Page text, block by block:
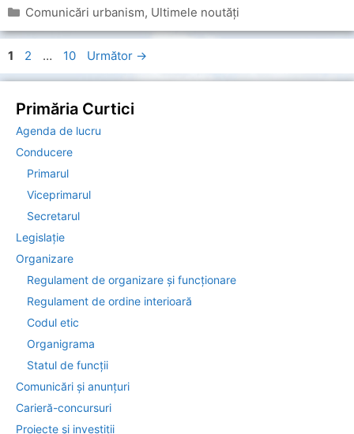
Categorii
Comunicări urbanism, Ultimele noutăți
Pagina
1 Pagina
2 … Pagina
10 Următor →
Primăria Curtici
Agenda de lucru
Conducere
Primarul
Viceprimarul
Secretarul
Legislație
Organizare
Regulament de organizare și funcționare
Regulament de ordine interioară
Codul etic
Organigrama
Statul de funcții
Comunicări și anunțuri
Carieră-concursuri
Proiecte și investiții